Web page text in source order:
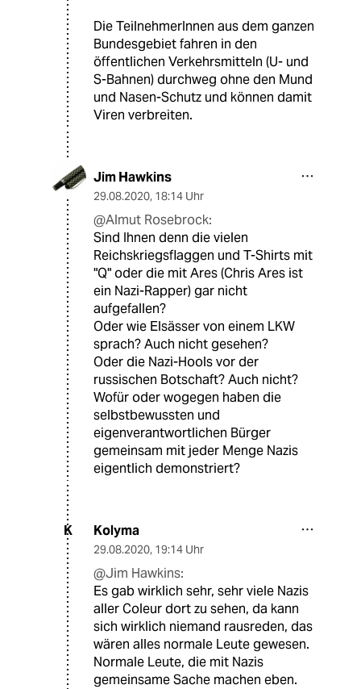
Die TeilnehmerInnen aus dem ganzen
Bundesgebiet fahren in den
öffentlichen Verkehrsmitteln (U- und
S-Bahnen) durchweg ohne den Mund
und Nasen-Schutz und können damit
Viren verbreiten.
Jim Hawkins
29.08.2020, 18:14 Uhr
@Almut Rosebrock:
Sind Ihnen denn die vielen
Reichskriegsflaggen und T-Shirts mit
"Q" oder die mit Ares (Chris Ares ist
ein Nazi-Rapper) gar nicht
aufgefallen?
Oder wie Elsässer von einem LKW
sprach? Auch nicht gesehen?
Oder die Nazi-Hools vor der
russischen Botschaft? Auch nicht?
Wofür oder wogegen haben die
selbstbewussten und
eigenverantwortlichen Bürger
gemeinsam mit jeder Menge Nazis
eigentlich demonstriert?
K Kolyma
29.08.2020, 19:14 Uhr
@Jim Hawkins:
Es gab wirklich sehr, sehr viele Nazis
aller Coleur dort zu sehen, da kann
sich wirklich niemand rausreden, das
wären alles normale Leute gewesen.
Normale Leute, die mit Nazis
gemeinsame Sache machen eben.